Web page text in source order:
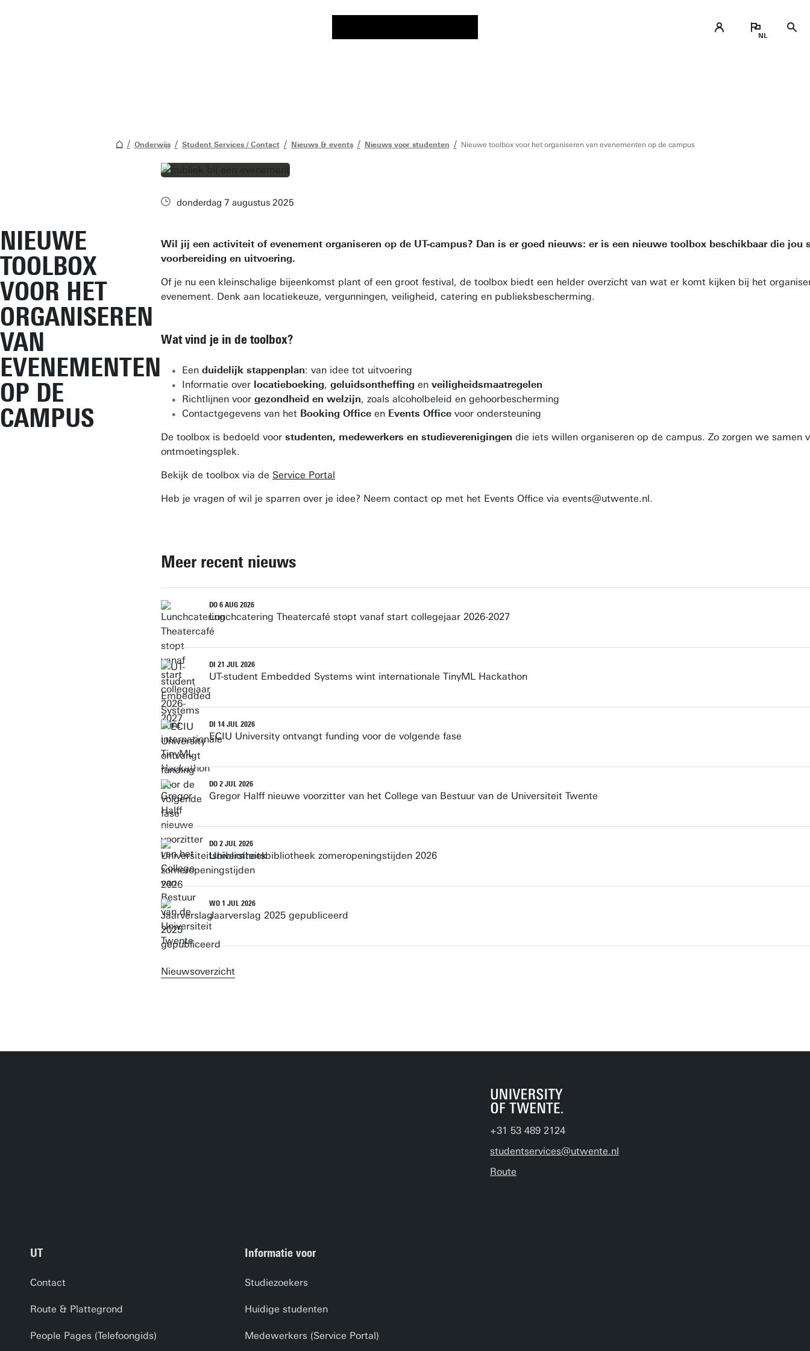
Onderwijs Student Services / Contact Nieuws & events Nieuws voor studenten Nieuwe toolbox voor het organiseren van evenementen op de campus
NIEUWE
TOOLBOX
VOOR HET
ORGANISEREN
VAN
EVENEMENTEN
OP DE
CAMPUS
donderdag 7 augustus 2025
Wil jij een activiteit of evenement organiseren op de UT-campus? Dan is er goed nieuws: er is een nieuwe toolbox beschikbaar die jou
voorbereiding en uitvoering.
Of je nu een kleinschalige bijeenkomst plant of een groot festival, de toolbox biedt een helder overzicht van wat er komt kijken bij het
evenement. Denk aan locatiekeuze, vergunningen, veiligheid, catering en publieksbescherming.
Wat vind je in de toolbox?
Een duidelijk stappenplan: van idee tot uitvoering
Informatie over locatieboeking, geluidsontheffing en veiligheidsmaatregelen
Richtlijnen voor gezondheid en welzijn, zoals alcoholbeleid en gehoorbescherming
Contactgegevens van het Booking Office en Events Office voor ondersteuning
De toolbox is bedoeld voor studenten, medewerkers en studieverenigingen die iets willen organiseren op de campus. Zo zorgen we samen
ontmoetingsplek.
Bekijk de toolbox via de Service Portal
Heb je vragen of wil je sparren over je idee? Neem contact op met het Events Office via events@utwente.nl.
Meer recent nieuws
DO 6 AUG 2026
Lunchcatering Theatercafé stopt vanaf start collegejaar 2026-2027
DI 21 JUL 2026
UT-student Embedded Systems wint internationale TinyML Hackathon
DI 14 JUL 2026
ECIU University ontvangt funding voor de volgende fase
DO 2 JUL 2026
Gregor Halff nieuwe voorzitter van het College van Bestuur van de Universiteit Twente
DO 2 JUL 2026
Universiteitsbibliotheek zomeropeningstijden 2026
WO 1 JUL 2026
Jaarverslag 2025 gepubliceerd
Nieuwsoverzicht
+31 53 489 2124
studentservices@utwente.nl
Route
UT
Contact
Route & Plattegrond
People Pages (Telefoongids)
Informatie voor
Studiezoekers
Huidige studenten
Medewerkers (Service Portal)